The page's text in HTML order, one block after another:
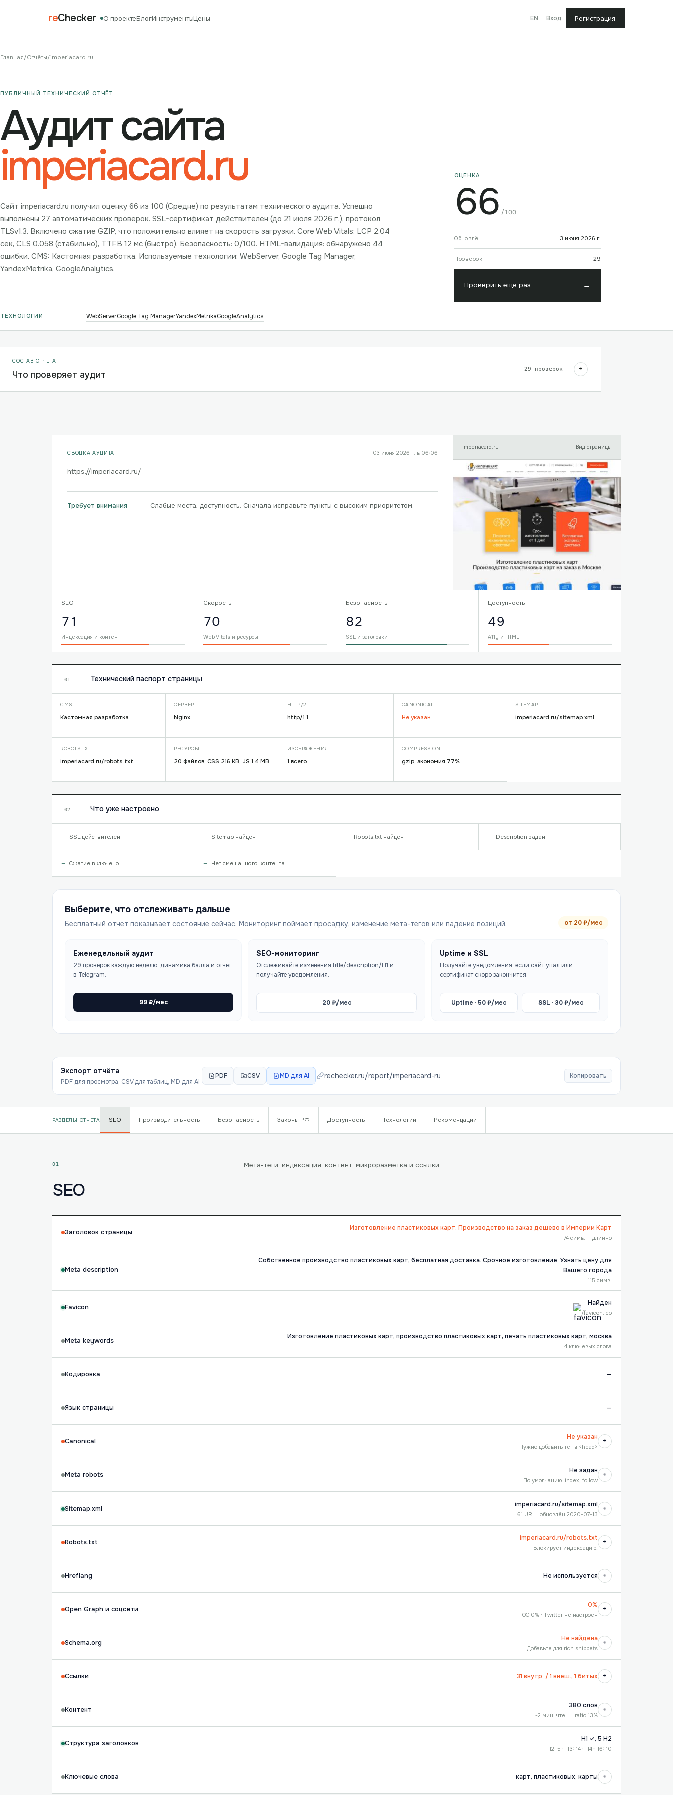
reChecker О проектеБлогИнструментыЦены EN Вход Регистрация
Главная/Отчёты/imperiacard.ru
ПУБЛИЧНЫЙ ТЕХНИЧЕСКИЙ ОТЧЁТ
Аудит сайта
imperiacard.ru
Сайт imperiacard.ru получил оценку 66 из 100 (Средне) по результатам технического аудита. Успешно
выполнены 27 автоматических проверок. SSL-сертификат действителен (до 21 июля 2026 г.), протокол
TLSv1.3. Включено сжатие GZIP, что положительно влияет на скорость загрузки. Core Web Vitals: LCP 2.04
сек, CLS 0.058 (стабильно), TTFB 12 мс (быстро). Безопасность: 0/100. HTML-валидация: обнаружено 44
ошибки. CMS: Кастомная разработка. Используемые технологии: WebServer, Google Tag Manager,
YandexMetrika, GoogleAnalytics.
ОЦЕНКА
66 /100
Обновлён 3 июня 2026 г.
Проверок 29
Проверить ещё раз →
ТЕХНОЛОГИИ WebServerGoogle Tag ManagerYandexMetrikaGoogleAnalytics
СОСТАВ ОТЧЁТА
Что проверяет аудит 29 проверок +
СВОДКА АУДИТА 03 июня 2026 г. в 06:06
https://imperiacard.ru/
Требует внимания Слабые места: доступность. Сначала исправьте пункты с высоким приоритетом.
imperiacard.ru Вид страницы
SEO
71
Индексация и контент
Скорость
70
Web Vitals и ресурсы
Безопасность
82
SSL и заголовки
Доступность
49
A11y и HTML
01 Технический паспорт страницы
CMS
Кастомная разработка
СЕРВЕР
Nginx
HTTP/2
http/1.1
CANONICAL
Не указан
SITEMAP
imperiacard.ru/sitemap.xml
ROBOTS.TXT
imperiacard.ru/robots.txt
РЕСУРСЫ
20 файлов, CSS 216 KB, JS 1.4 MB
ИЗОБРАЖЕНИЯ
1 всего
COMPRESSION
gzip, экономия 77%
02 Что уже настроено
SSL действителен Sitemap найден Robots.txt найден Description задан
Сжатие включено Нет смешанного контента
Выберите, что отслеживать дальше
Бесплатный отчет показывает состояние сейчас. Мониторинг поймает просадку, изменение мета-тегов или падение позиций. от 20₽/мес
Еженедельный аудит
29 проверок каждую неделю, динамика балла и отчет
в Telegram.
99₽/мес
SEO-мониторинг
Отслеживайте изменения title/description/H1 и
получайте уведомления.
20₽/мес
Uptime и SSL
Получайте уведомления, если сайт упал или
сертификат скоро закончится.
Uptime ·50₽/мес SSL ·30₽/мес
Экспорт отчёта
PDF для просмотра, CSV для таблиц, MD для AI
PDF CSV MD для AI rechecker.ru/report/imperiacard-ru Копировать
РАЗДЕЛЫ ОТЧЁТА SEO Производительность Безопасность Законы РФ Доступность Технологии Рекомендации
01
SEO
Мета-теги, индексация, контент, микроразметка и ссылки.
Заголовок страницы
Изготовление пластиковых карт. Производство на заказ дешево в Империи Карт
74 симв. — длинно
Meta description
Собственное производство пластиковых карт, бесплатная доставка. Срочное изготовление. Узнать цену для
Вашего города
115 симв.
Favicon
Найден
/favicon.ico
Meta keywords
Изготовление пластиковых карт, производство пластиковых карт, печать пластиковых карт, москва
4 ключевых слова
Кодировка —
Язык страницы —
Canonical
Не указан
Нужно добавить тег в <head>
+
Meta robots
Не задан
По умолчанию: index, follow
+
Sitemap.xml
imperiacard.ru/sitemap.xml
61 URL · обновлён 2020-07-13
+
Robots.txt
imperiacard.ru/robots.txt
Блокирует индексацию!
+
Hreflang Не используется +
Open Graph и соцсети
0%
OG 0% · Twitter не настроен
+
Schema.org
Не найдена
Добавьте для rich snippets
+
Ссылки 31 внутр. / 1 внеш., 1 битых +
Контент
380 слов
~2 мин. чтен. · ratio 13%
+
Структура заголовков
H1 ✓, 5 H2
H2: 5 · H3: 14 · H4–H6: 10
Ключевые слова карт, пластиковых, карты +